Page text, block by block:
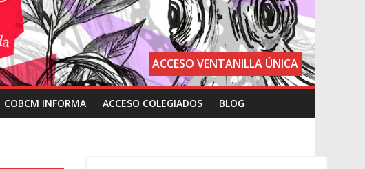
ACCESO VENTANILLA ÚNICA
COBCM INFORMA ACCESO COLEGIADOS BLOG